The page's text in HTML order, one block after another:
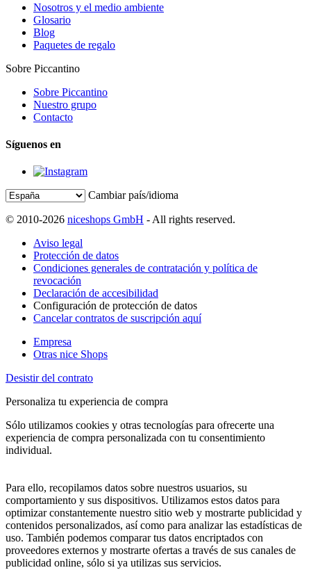
Nosotros y el medio ambiente
Glosario
Blog
Paquetes de regalo
Sobre Piccantino
Sobre Piccantino
Nuestro grupo
Contacto
Síguenos en
Cambiar país/idioma
© 2010-2026 niceshops GmbH - All rights reserved.
Aviso legal
Protección de datos
Condiciones generales de contratación y política de
revocación
Declaración de accesibilidad
Configuración de protección de datos
Cancelar contratos de suscripción aquí
Empresa
Otras nice Shops
Desistir del contrato
Personaliza tu experiencia de compra
Sólo utilizamos cookies y otras tecnologías para ofrecerte una
experiencia de compra personalizada con tu consentimiento
individual.
Para ello, recopilamos datos sobre nuestros usuarios, su
comportamiento y sus dispositivos. Utilizamos estos datos para
optimizar constantemente nuestro sitio web y mostrarte publicidad y
contenidos personalizados, así como para analizar las estadísticas de
uso. También podemos comparar tus datos encriptados con
proveedores externos y mostrarte ofertas a través de sus canales de
publicidad online, sólo si ya utilizas sus servicios.